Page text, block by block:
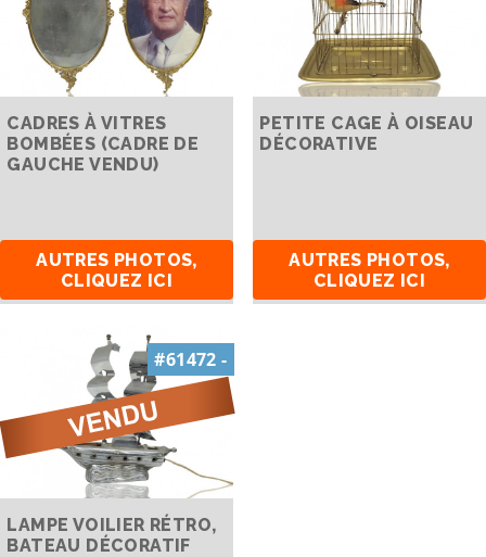
CADRES À VITRES
BOMBÉES (CADRE DE
GAUCHE VENDU)
AUTRES PHOTOS,
CLIQUEZ ICI
PETITE CAGE À OISEAU
DÉCORATIVE
AUTRES PHOTOS,
CLIQUEZ ICI
#61472 -
LAMPE VOILIER RÉTRO,
BATEAU DÉCORATIF